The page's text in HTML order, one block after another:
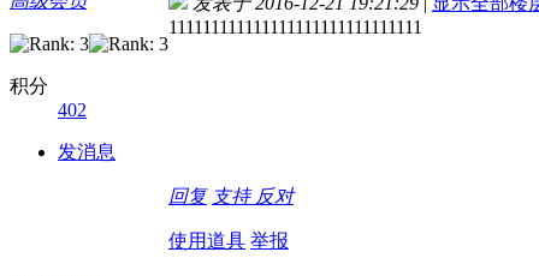
积分
402
发消息
111111111111111111111111111111
回复 支持 反对
使用道具 举报